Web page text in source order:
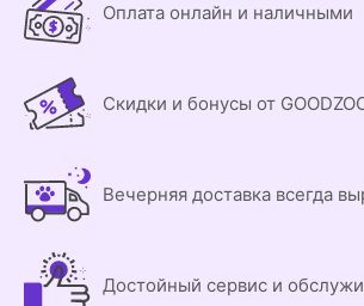
Оплата онлайн и наличными
Скидки и бонусы от
Вечерняя доставка всегда
Достойный сервис и